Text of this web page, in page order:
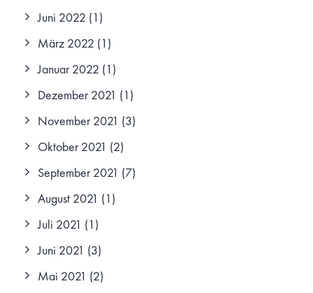
Juni 2022 (1)
März 2022 (1)
Januar 2022 (1)
Dezember 2021 (1)
November 2021 (3)
Oktober 2021 (2)
September 2021 (7)
August 2021 (1)
Juli 2021 (1)
Juni 2021 (3)
Mai 2021 (2)